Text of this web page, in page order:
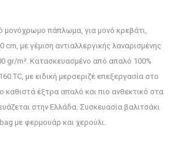
μονόχρωμο πάπλωμα, για μονό κρεβάτι,
cm, με γέμιση αντιαλλεργικής λαναρισμένης
gr/m². Κατασκευασμένο από απαλό 100%
TC, με ειδική μερσεριζέ επεξεργασία στο
καθιστά έξτρα απαλό και πιο ανθεκτικό στα
στην Ελλάδα. Συσκευασία βαλιτσάκι
με φερμουάρ και χερούλι.